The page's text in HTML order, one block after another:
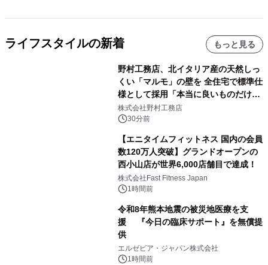
ライフスタイルの新着 もっと見る
野村工務店、北イタリア産の天然しっ
くい「マルモ」の壁を 全住宅で標準仕
様として採用「本当に良いものだけに
こだわる」
株式会社野村工務店
30分前
【エニタイムフィットネス 国内の会員
数120万人突破】グランドオープンの
西小山店が世界6,000店舗目で達成！
株式会社Fast Fitness Japan
1時間前
令和8年熊本地震の被災地医療を支
援 『今日の臨床サポート』を無償提
供
エルゼビア・ジャパン株式会社
1時間前